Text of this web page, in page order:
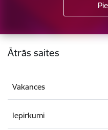
Kājene
Ātrās saites
Vakances
Iepirkumi